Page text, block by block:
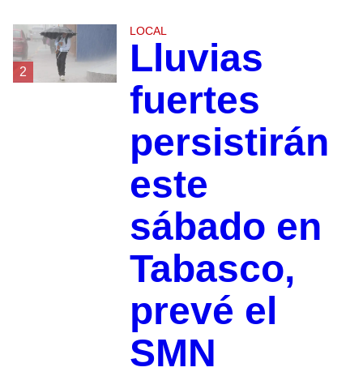
2
LOCAL
Lluvias
fuertes
persistirán
este
sábado en
Tabasco,
prevé el
SMN